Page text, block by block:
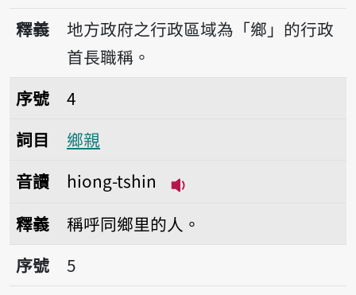
播放音讀hiong-tiúnn
釋義
地方政府之行政區域為「鄉」的行政
首長職稱。
序號4鄉親
序號
4
詞目
鄉親
音讀
hiong-tshin
釋義
稱呼同鄉里的人。
序號5鄉村
序號
5